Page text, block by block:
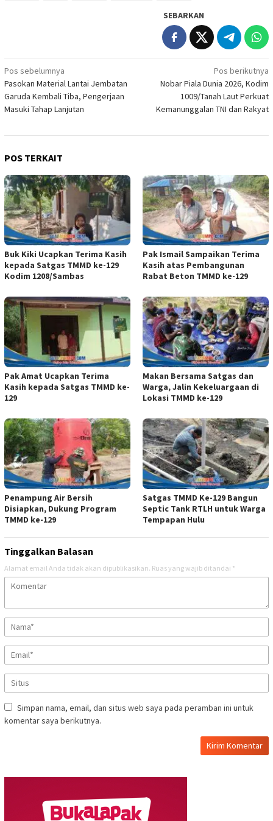
SEBARKAN
Navigasi
pos
Pos sebelumnya
Pasokan Material Lantai Jembatan
Garuda Kembali Tiba, Pengerjaan
Masuki Tahap Lanjutan
Pos berikutnya
Nobar Piala Dunia 2026, Kodim
1009/Tanah Laut Perkuat
Kemanunggalan TNI dan Rakyat
POS TERKAIT
Buk Kiki Ucapkan Terima Kasih
kepada Satgas TMMD ke-129
Kodim 1208/Sambas
Pak Ismail Sampaikan Terima
Kasih atas Pembangunan
Rabat Beton TMMD ke-129
Pak Amat Ucapkan Terima
Kasih kepada Satgas TMMD ke-
129
Makan Bersama Satgas dan
Warga, Jalin Kekeluargaan di
Lokasi TMMD ke-129
Penampung Air Bersih
Disiapkan, Dukung Program
TMMD ke-129
Satgas TMMD Ke-129 Bangun
Septic Tank RTLH untuk Warga
Tempapan Hulu
Tinggalkan Balasan
Alamat email Anda tidak akan dipublikasikan. Ruas yang wajib ditandai *
Simpan nama, email, dan situs web saya pada peramban ini untuk
komentar saya berikutnya.